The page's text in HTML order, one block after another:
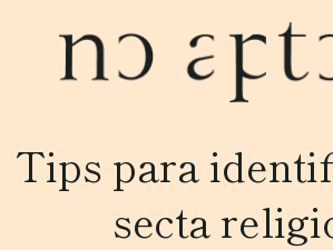
Tips para
secta